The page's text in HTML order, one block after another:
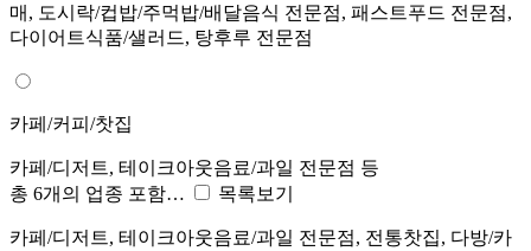
매, 도시락/컵밥/주먹밥/배달음식 전문점, 패스트푸드 전문점,
다이어트식품/샐러드, 탕후루 전문점
카페/커피/찻집
카페/디저트, 테이크아웃음료/과일 전문점 등
총 6개의 업종 포함…
목록보기
카페/디저트, 테이크아웃음료/과일 전문점, 전통찻집, 다방/카